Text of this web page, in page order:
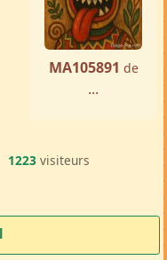
MA105891 de
...
1223 visiteurs